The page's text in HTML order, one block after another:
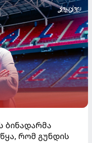
ბინადარმა
რომ გუნდის